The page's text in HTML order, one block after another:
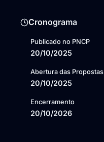
Cronograma
Publicado no PNCP
20/10/2025
Abertura das Propostas
20/10/2025
Encerramento
20/10/2026